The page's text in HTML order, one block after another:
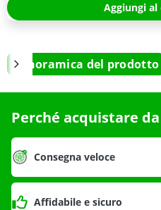
Aggiungi al
Panoramica del prodotto
Perché acquistare
Consegna veloce
Affidabile e sicuro